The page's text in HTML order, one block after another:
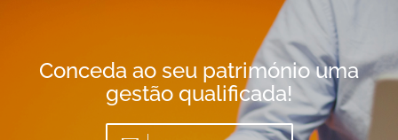
Conceda ao seu património uma
gestão qualificada!